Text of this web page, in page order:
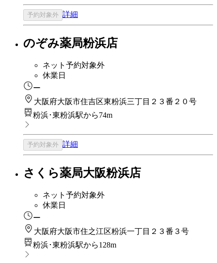
予約対象外 詳細
のぞみ薬局粉浜店
ネット予約対象外
休業日
ー
大阪府大阪市住吉区東粉浜三丁目２３番２０号
粉浜･東粉浜駅から74m
予約対象外 詳細
さくら薬局大阪粉浜店
ネット予約対象外
休業日
ー
大阪府大阪市住之江区粉浜一丁目２３番３号
粉浜･東粉浜駅から128m